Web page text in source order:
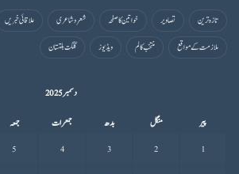
تازہ ترین تصاویر خواتین کا صفحہ شعروشاعری علاقائی خبریں
ملازمت کے مواقع
منتخب کالم ویڈیوز گلگت بلتستان
دسمبر 2025
پیر
منگل بدھ جمعرات جمعہ
1
2
3
4
5